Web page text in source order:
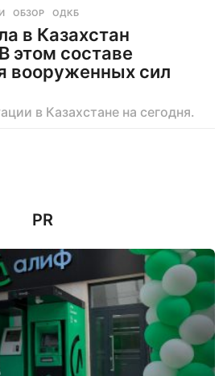
,ОБЗОР ,ОДКБ
в Казахстан
этом составе
вооруженных сил
в Казахстане на сегодня.
PR